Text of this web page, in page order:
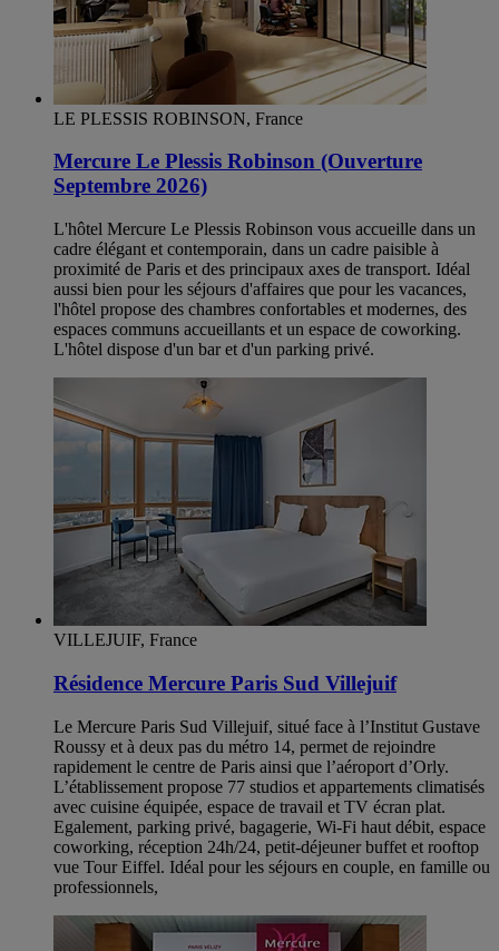
LE PLESSIS ROBINSON, France
Mercure Le Plessis Robinson (Ouverture
Septembre 2026)
L'hôtel Mercure Le Plessis Robinson vous accueille dans un
cadre élégant et contemporain, dans un cadre paisible à
proximité de Paris et des principaux axes de transport. Idéal
aussi bien pour les séjours d'affaires que pour les vacances,
l'hôtel propose des chambres confortables et modernes, des
espaces communs accueillants et un espace de coworking.
L'hôtel dispose d'un bar et d'un parking privé.
VILLEJUIF, France
Résidence Mercure Paris Sud Villejuif
Le Mercure Paris Sud Villejuif, situé face à l’Institut Gustave
Roussy et à deux pas du métro 14, permet de rejoindre
rapidement le centre de Paris ainsi que l’aéroport d’Orly.
L’établissement propose 77 studios et appartements climatisés
avec cuisine équipée, espace de travail et TV écran plat.
Egalement, parking privé, bagagerie, Wi-Fi haut débit, espace
coworking, réception 24h/24, petit-déjeuner buffet et rooftop
vue Tour Eiffel. Idéal pour les séjours en couple, en famille ou
professionnels,